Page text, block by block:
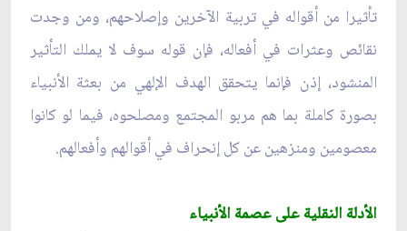
تأثيرا من أقواله في تربية الآخرين وإصلاحهم، ومن وجدت
نقائص وعثرات في أفعاله، فإن قوله سوف لا يملك التأثير
المنشود، إذن فإنما يتحقق الهدف الإلهي من بعثة الأنبياء
بصورة كاملة بما هم مربو المجتمع ومصلحوه، فيما لو كانوا
معصومين ومنزهين عن كل إنحراف في أقوالهم وأفعالهم.
الأدلة النقلية على عصمة الأنبياء